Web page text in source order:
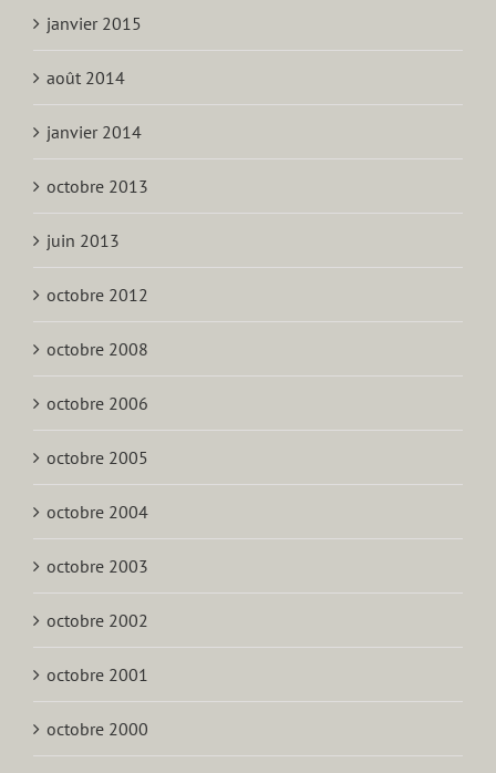
janvier 2015
août 2014
janvier 2014
octobre 2013
juin 2013
octobre 2012
octobre 2008
octobre 2006
octobre 2005
octobre 2004
octobre 2003
octobre 2002
octobre 2001
octobre 2000